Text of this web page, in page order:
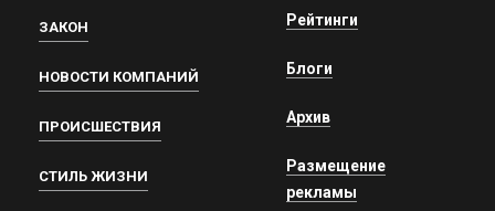
ЗАКОН
НОВОСТИ КОМПАНИЙ
ПРОИСШЕСТВИЯ
СТИЛЬ ЖИЗНИ
Рейтинги
Блоги
Архив
Размещение
рекламы